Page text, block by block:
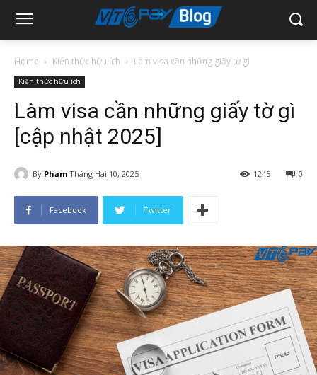
Home Kiến thức hữu ích Làm visa cần những giấy tờ gì
Kiến thức hữu ích
Làm visa cần những giấy tờ gì
[cập nhật 2025]
By Phạm Tháng Hai 10, 2025 0
1245
Facebook Twitter